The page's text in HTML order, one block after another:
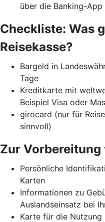
über die Banking-App
Checkliste: Was
Reisekasse?
Bargeld in
Tage
Kreditkarte mit
Beispiel Visa oder
girocard (nur für
sinnvoll)
Zur Vorbereitung
Persönliche
Karten
Informationen zu
Auslandseinsatz bei
Karte für die Nutzung